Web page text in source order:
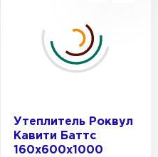
Утеплитель Роквул
Кавити Баттс
160х600х1000